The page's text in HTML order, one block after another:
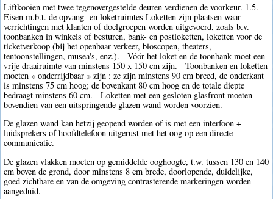
Liftkooien met twee tegenovergestelde deuren verdienen de voorkeur. 1.5.
Eisen m.b.t. de opvang- en loketruimtes Loketten zijn plaatsen waar
verrichtingen met klanten of doelgroepen worden uitgevoerd, zoals b.v.
toonbanken in winkels of besturen, bank- en postloketten, loketten voor de
ticketverkoop (bij het openbaar verkeer, bioscopen, theaters,
tentoonstellingen, musea's, enz.). - Vóór het loket en de toonbank moet een
vrije draairuimte van minstens 150 x 150 cm zijn. - Toonbanken en loketten
moeten « onderrijdbaar » zijn : ze zijn minstens 90 cm breed, de onderkant
is minstens 75 cm hoog; de bovenkant 80 cm hoog en de totale diepte
bedraagt minstens 60 cm. - Loketten met een gesloten glasfront moeten
bovendien van een uitspringende glazen wand worden voorzien.
De glazen wand kan hetzij geopend worden of is met een interfoon +
luidsprekers of hoofdtelefoon uitgerust met het oog op een directe
communicatie.
De glazen vlakken moeten op gemiddelde ooghoogte, t.w. tussen 130 en 140
cm boven de grond, door minstens 8 cm brede, doorlopende, duidelijke,
goed zichtbare en van de omgeving contrasterende markeringen worden
aangeduid.